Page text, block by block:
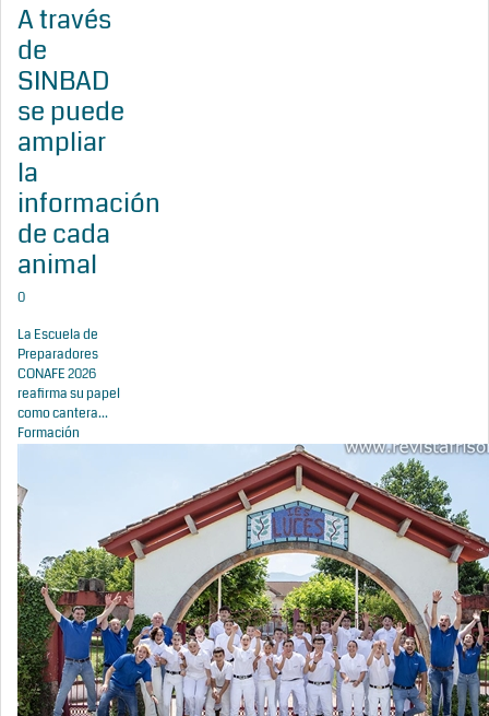
A través
de
SINBAD
se puede
ampliar
la
información
de cada
animal
0
La Escuela de
Preparadores
CONAFE 2026
reafirma su papel
como cantera...
Formación